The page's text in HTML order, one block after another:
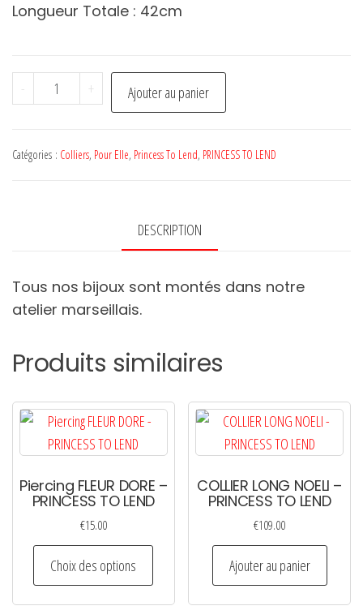
Longueur Totale : 42cm
-
quantité
de
LIZ
+ Ajouter au panier
Catégories : Colliers, Pour Elle, Princess To Lend, PRINCESS TO LEND
DESCRIPTION
Tous nos bijoux sont montés dans notre
atelier marseillais.
Produits similaires
Piercing FLEUR DORE –
PRINCESS TO LEND
€15.00
Choix des options
Ce
COLLIER LONG NOELI –
PRINCESS TO LEND
€109.00
Ajouter au panier